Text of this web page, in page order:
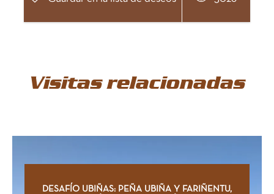
Visitas relacionadas
DESAFÍO UBIÑAS: PEÑA UBIÑA Y FARIÑENTU,